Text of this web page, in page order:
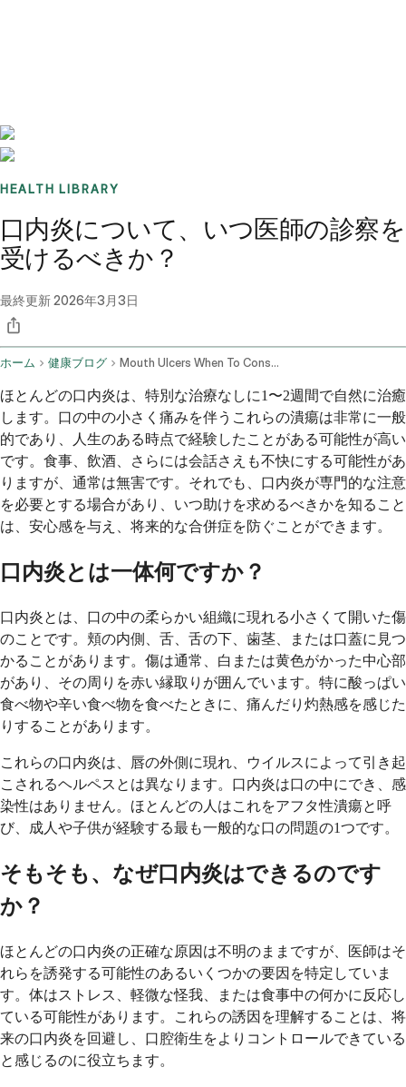
HEALTH LIBRARY
口内炎について、いつ医師の診察を
受けるべきか？
最終更新2026年3月3日
ホーム 健康ブログ Mouth Ulcers When To Consult A Professional
ほとんどの口内炎は、特別な治療なしに1〜2週間で自然に治癒
します。口の中の小さく痛みを伴うこれらの潰瘍は非常に一般
的であり、人生のある時点で経験したことがある可能性が高い
です。食事、飲酒、さらには会話さえも不快にする可能性があ
りますが、通常は無害です。それでも、口内炎が専門的な注意
を必要とする場合があり、いつ助けを求めるべきかを知ること
は、安心感を与え、将来的な合併症を防ぐことができます。
口内炎とは一体何ですか？
口内炎とは、口の中の柔らかい組織に現れる小さくて開いた傷
のことです。頬の内側、舌、舌の下、歯茎、または口蓋に見つ
かることがあります。傷は通常、白または黄色がかった中心部
があり、その周りを赤い縁取りが囲んでいます。特に酸っぱい
食べ物や辛い食べ物を食べたときに、痛んだり灼熱感を感じた
りすることがあります。
これらの口内炎は、唇の外側に現れ、ウイルスによって引き起
こされるヘルペスとは異なります。口内炎は口の中にでき、感
染性はありません。ほとんどの人はこれをアフタ性潰瘍と呼
び、成人や子供が経験する最も一般的な口の問題の1つです。
そもそも、なぜ口内炎はできるのです
か？
ほとんどの口内炎の正確な原因は不明のままですが、医師はそ
れらを誘発する可能性のあるいくつかの要因を特定していま
す。体はストレス、軽微な怪我、または食事中の何かに反応し
ている可能性があります。これらの誘因を理解することは、将
来の口内炎を回避し、口腔衛生をよりコントロールできている
と感じるのに役立ちます。